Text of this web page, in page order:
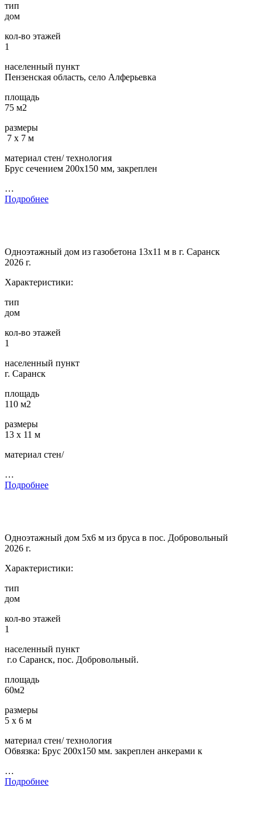
тип
дом
кол-во этажей
1
населенный пункт
Пензенская область, село Алферьевка
площадь
75 м2
размеры
7 х 7 м
материал стен/ технология
Брус сечением 200х150 мм, закреплен
…
Подробнее
Одноэтажный дом из газобетона 13х11 м в г. Саранск
2026 г.
Характеристики:
тип
дом
кол-во этажей
1
населенный пункт
г. Саранск
площадь
110 м2
размеры
13 х 11 м
материал стен/
…
Подробнее
Одноэтажный дом 5х6 м из бруса в пос. Добровольный
2026 г.
Характеристики:
тип
дом
кол-во этажей
1
населенный пункт
г.о Саранск, пос. Добровольный.
площадь
60м2
размеры
5 х 6 м
материал стен/ технология
Обвязка: Брус 200х150 мм. закреплен анкерами к
…
Подробнее